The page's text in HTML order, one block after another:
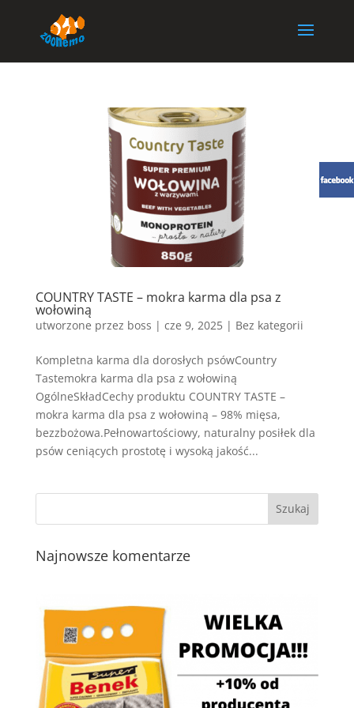
COUNTRY TASTE – mokra karma dla psa z
wołowiną
utworzone przez boss | cze 9, 2025| Bez kategorii
Kompletna karma dla dorosłych psówCountry
Tastemokra karma dla psa z wołowiną
OgólneSkładCechy produktu COUNTRY TASTE –
mokra karma dla psa z wołowiną – 98% mięsa,
bezzbożowa.Pełnowartościowy, naturalny posiłek dla
psów ceniących prostotę i wysoką jakość...
Najnowsze komentarze